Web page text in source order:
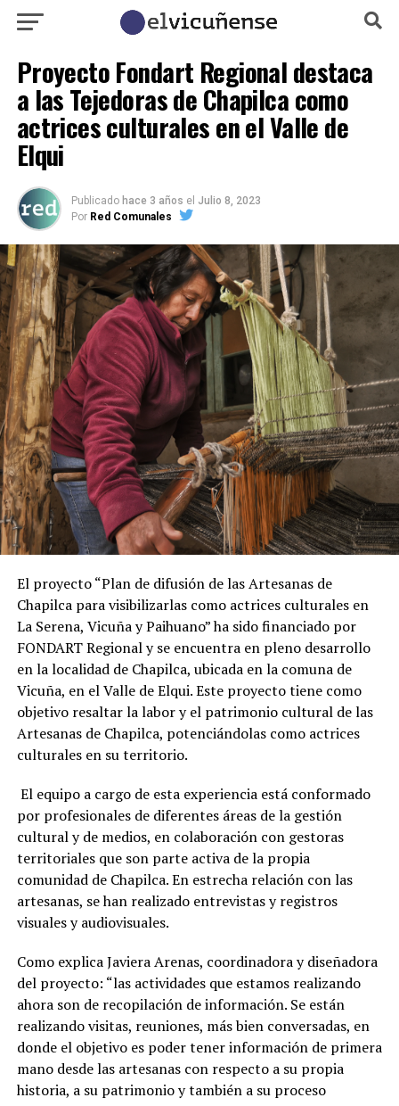
Proyecto Fondart Regional destaca
a las Tejedoras de Chapilca como
actrices culturales en el Valle de
Elqui
Publicado hace 3 años el Julio 8, 2023
Por Red Comunales
El proyecto “Plan de difusión de las Artesanas de
Chapilca para visibilizarlas como actrices culturales en
La Serena, Vicuña y Paihuano” ha sido financiado por
FONDART Regional y se encuentra en pleno desarrollo
en la localidad de Chapilca, ubicada en la comuna de
Vicuña, en el Valle de Elqui. Este proyecto tiene como
objetivo resaltar la labor y el patrimonio cultural de las
Artesanas de Chapilca, potenciándolas como actrices
culturales en su territorio.
El equipo a cargo de esta experiencia está conformado
por profesionales de diferentes áreas de la gestión
cultural y de medios, en colaboración con gestoras
territoriales que son parte activa de la propia
comunidad de Chapilca. En estrecha relación con las
artesanas, se han realizado entrevistas y registros
visuales y audiovisuales.
Como explica Javiera Arenas, coordinadora y diseñadora
del proyecto: “las actividades que estamos realizando
ahora son de recopilación de información. Se están
realizando visitas, reuniones, más bien conversadas, en
donde el objetivo es poder tener información de primera
mano desde las artesanas con respecto a su propia
historia, a su patrimonio y también a su proceso